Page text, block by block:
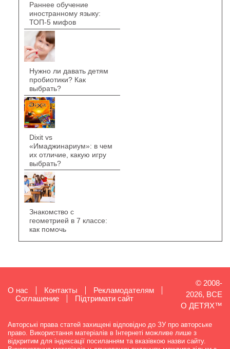
Раннее обучение
иностранному языку:
ТОП-5 мифов
Нужно ли давать детям
пробиотики? Как
выбрать?
Dixit vs
«Имаджинариум»: в чем
их отличие, какую игру
выбрать?
Знакомство с
геометрией в 7 классе:
как помочь
О нас Контакты
Рекламодателям
Cоглашение
Підтримати сайт
© 2008-
2026, ВСЕ
О ДЕТЯХ™
Авторські права статей захищені відповідно до ЗУ про авторське
право. Використання матеріалів в Інтернеті можливе лише з
відкритим для індексації посиланням та вказівкою назви сайту.